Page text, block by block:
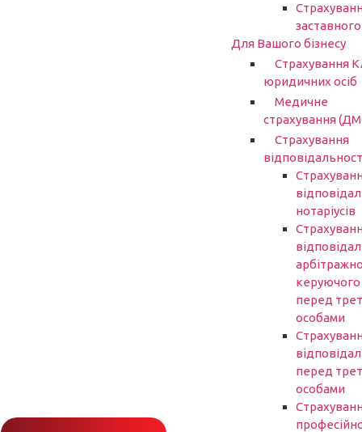
Для Вашого бізнесу
Страхування
юридичних осіб
Медичне
страхування
Страхування
нотаріусів
керуючого
перед
особами
перед
особами